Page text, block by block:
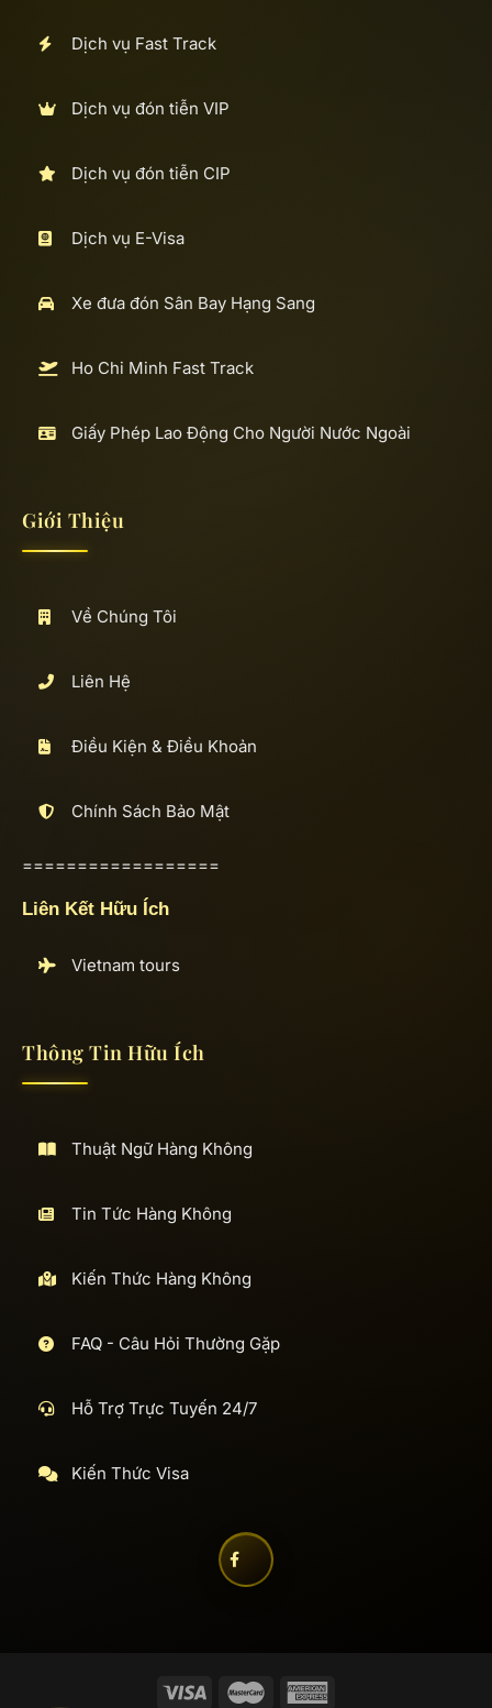
Dịch vụ Fast Track
Dịch vụ đón tiễn VIP
Dịch vụ đón tiễn CIP
Dịch vụ E-Visa
Xe đưa đón Sân Bay Hạng Sang
Ho Chi Minh Fast Track
Giấy Phép Lao Động Cho Người Nước Ngoài
Giới Thiệu
Về Chúng Tôi
Liên Hệ
Điều Kiện & Điều Khoản
Chính Sách Bảo Mật
==================
Liên Kết Hữu Ích
Vietnam tours
Thông Tin Hữu Ích
Thuật Ngữ Hàng Không
Tin Tức Hàng Không
Kiến Thức Hàng Không
FAQ - Câu Hỏi Thường Gặp
Hỗ Trợ Trực Tuyến 24/7
Kiến Thức Visa